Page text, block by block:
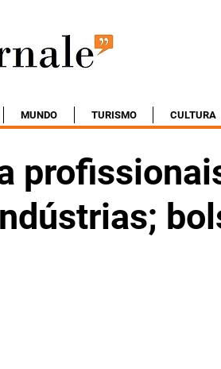
MUNDO TURISMO CULTURA